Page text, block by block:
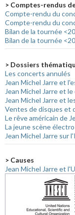
> Comptes-rendus
Compte-rendu du
Compte-rendu du
Bilan de la tournée
Bilan de la tournée
> Dossiers
Les concerts annulés
Jean Michel Jarre et
Jean Michel Jarre et le
Jean Michel Jarre et
Ventes de disques et
Le rêve américain de
La jeune scène
Jean Michel Jarre
> Causes
Jean Michel Jarre et